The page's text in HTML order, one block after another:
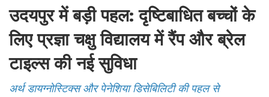
उदयपुर में बड़ी पहल: दृष्टिबाधित बच्चों के
लिए प्रज्ञा चक्षु विद्यालय में रैंप और ब्रेल
टाइल्स की नई सुविधा
अर्थ डायग्नोस्टिक्स और पेनेशिया डिसेबिलिटी की पहल से